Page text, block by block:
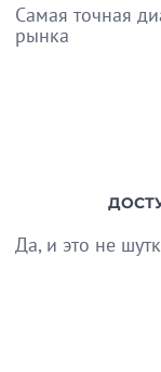
Самая точная
рынка
Да, и это не